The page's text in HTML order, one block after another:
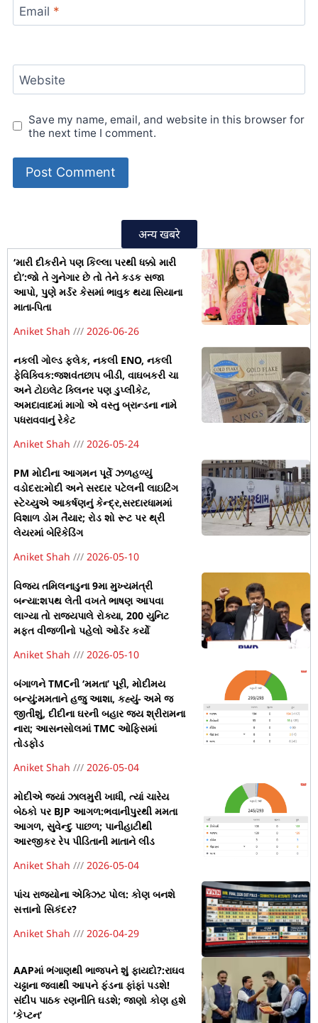
Email *
Website
Save my name, email, and website in this browser for
the next time I comment.
अन्य खबरे
‘મારી દીકરીને પણ કિલ્લા પરથી ધક્કો મારી
દો’:જો તે ગુનેગાર છે તો તેને કડક સજા
આપો, પુણે મર્ડર કેસમાં ભાવુક થયા સિયાના
માતા-પિતા
Aniket Shah
2026-06-26
નકલી ગોલ્ડ ફ્લેક, નકલી ENO, નકલી
ફેવિક્વિક:જશવંતછાપ બીડી, વાઘબકરી ચા
અને ટોઇલેટ ક્લિનર પણ ડુપ્લીકેટ,
અમદાવાદમાં માગો એ વસ્તુ બ્રાન્ડના નામે
પધરાવવાનું રેકેટ
Aniket Shah
2026-05-24
PM મોદીના આગમન પૂર્વે ઝળહળ્યું
વડોદરા:મોદી અને સરદાર પટેલની લાઇટિંગ
સ્ટેચ્યુએ આકર્ષણનું કેન્દ્ર,સરદારધામમાં
વિશાળ ડોમ તૈયાર; રોડ શો રૂટ પર થ્રી
લેયરમાં બેરિકેડિંગ
Aniket Shah
2026-05-10
વિજય તમિલનાડુના 9મા મુખ્યમંત્રી
બન્યા:શપથ લેતી વખતે ભાષણ આપવા
લાગ્યા તો રાજ્યપાલે રોક્યા, 200 યુનિટ
મફત વીજળીનો પહેલો ઓર્ડર કર્યો
Aniket Shah
2026-05-10
બંગાળને TMCની ‘મમતા’ પૂરી, મોદીમય
બન્યું:મમતાને હજુ આશા, કહ્યું- અમે જ
જીતીશું, દીદીના ઘરની બહાર જય શ્રીરામના
નારા; આસનસોલમાં TMC ઓફિસમાં
તોડફોડ
Aniket Shah
2026-05-04
મોદીએ જ્યાં ઝાલમુરી ખાધી, ત્યાં ચારેય
બેઠકો પર BJP આગળ:ભવાનીપુરથી મમતા
આગળ, સુવેન્દુ પાછળ; પાનીહાટીથી
આરજીકર રેપ પીડિતાની માતાને લીડ
Aniket Shah
2026-05-04
પાંચ રાજ્યોના એક્ઝિટ પોલ: કોણ બનશે
સત્તાનો સિકંદર?
Aniket Shah
2026-04-29
AAPમાં ભંગાણથી ભાજપને શું ફાયદો?:રાઘવ
ચઢ્ઢાના જવાથી આપને ફંડના ફાંફાં પડશે!
સંદીપ પાઠક રણનીતિ ઘડશે; જાણો કોણ હશે
‘કેપ્ટન’